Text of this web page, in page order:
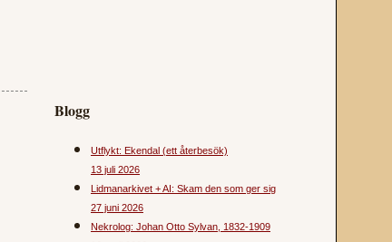
Blogg
Utflykt: Ekendal (ett återbesök)
13 juli 2026
Lidmanarkivet + AI: Skam den som ger sig
27 juni 2026
Nekrolog: Johan Otto Sylvan, 1832-1909